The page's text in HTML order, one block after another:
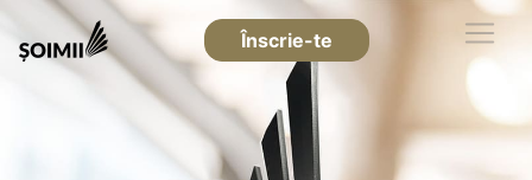
Înscrie-te